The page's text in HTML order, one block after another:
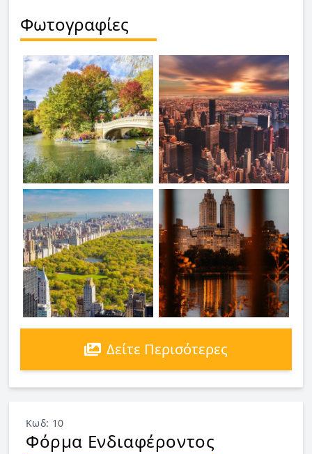
Φωτογραφίες
Δείτε Περισότερες
Κωδ: 10
Φόρμα Ενδιαφέροντος